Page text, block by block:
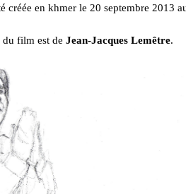
créée en khmer le 20 septembre 2013
film est de Jean-Jacques Lemêtre.